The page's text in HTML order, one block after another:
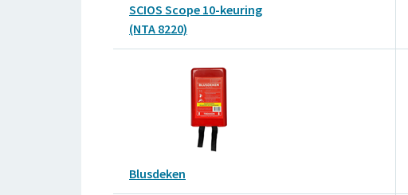
SCIOS Scope 10-keuring
(NTA 8220)
Blusdeken